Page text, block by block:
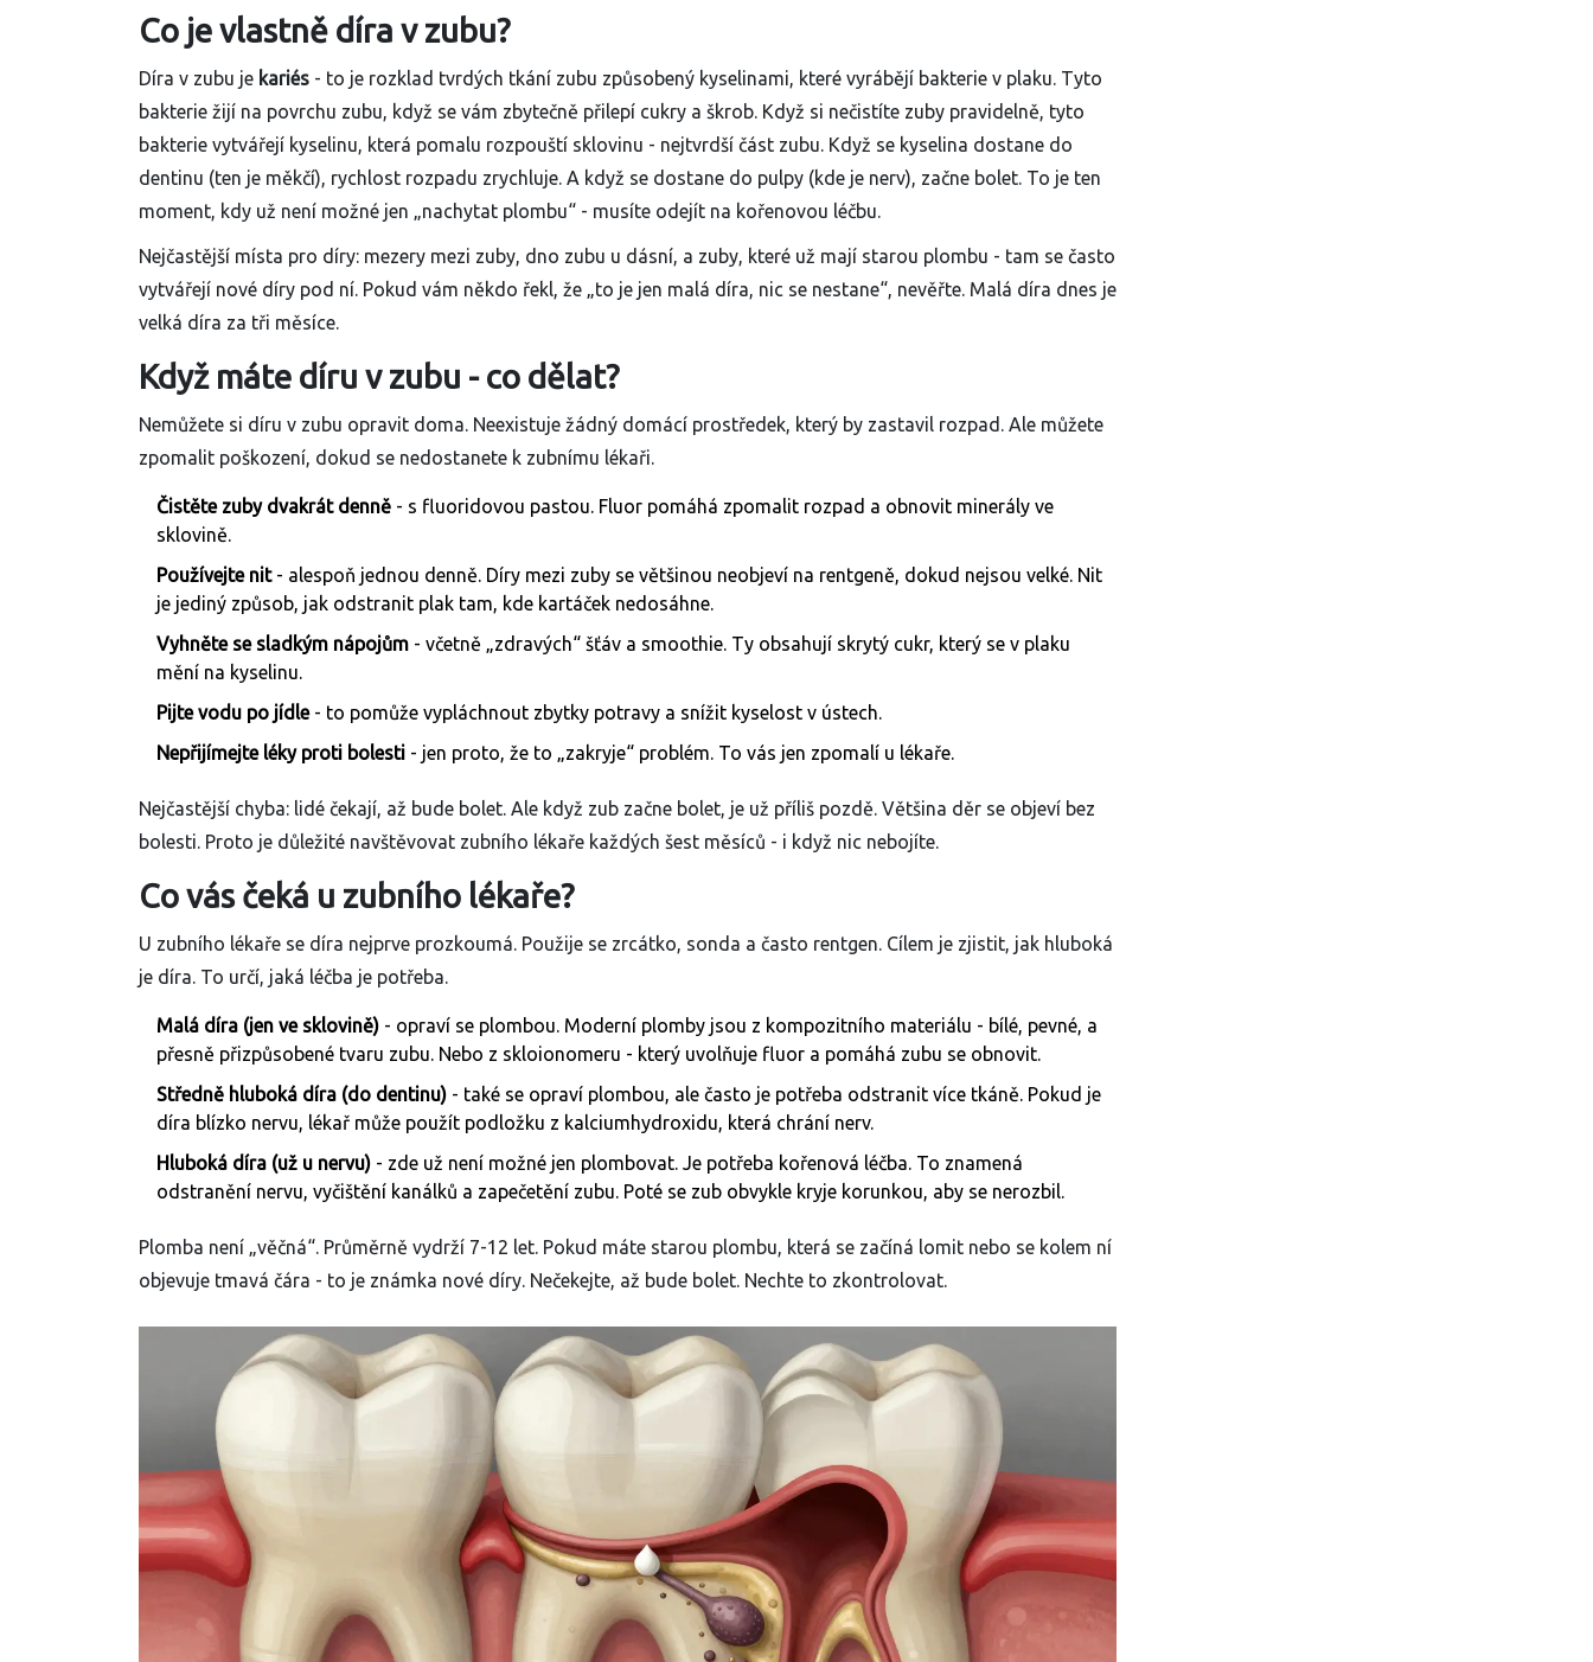
Co je vlastně díra v zubu?
Díra v zubu je kariés - to je rozklad tvrdých tkání zubu způsobený kyselinami, které vyrábějí bakterie v plaku. Tyto
bakterie žijí na povrchu zubu, když se vám zbytečně přilepí cukry a škrob. Když si nečistíte zuby pravidelně, tyto
bakterie vytvářejí kyselinu, která pomalu rozpouští sklovinu - nejtvrdší část zubu. Když se kyselina dostane do
dentinu (ten je měkčí), rychlost rozpadu zrychluje. A když se dostane do pulpy (kde je nerv), začne bolet. To je ten
moment, kdy už není možné jen „nachytat plombu“ - musíte odejít na kořenovou léčbu.
Nejčastější místa pro díry: mezery mezi zuby, dno zubu u dásní, a zuby, které už mají starou plombu - tam se často
vytvářejí nové díry pod ní. Pokud vám někdo řekl, že „to je jen malá díra, nic se nestane“, nevěřte. Malá díra dnes je
velká díra za tři měsíce.
Když máte díru v zubu - co dělat?
Nemůžete si díru v zubu opravit doma. Neexistuje žádný domácí prostředek, který by zastavil rozpad. Ale můžete
zpomalit poškození, dokud se nedostanete k zubnímu lékaři.
Čistěte zuby dvakrát denně - s fluoridovou pastou. Fluor pomáhá zpomalit rozpad a obnovit minerály ve
sklovině.
Používejte nit- alespoň jednou denně. Díry mezi zuby se většinou neobjeví na rentgeně, dokud nejsou velké. Nit
je jediný způsob, jak odstranit plak tam, kde kartáček nedosáhne.
Vyhněte se sladkým nápojům - včetně „zdravých“ šťáv a smoothie. Ty obsahují skrytý cukr, který se v plaku
mění na kyselinu.
Pijte vodu po jídle- to pomůže vypláchnout zbytky potravy a snížit kyselost v ústech.
Nepřijímejte léky proti bolesti - jen proto, že to „zakryje“ problém. To vás jen zpomalí u lékaře.
Nejčastější chyba: lidé čekají, až bude bolet. Ale když zub začne bolet, je už příliš pozdě. Většina děr se objeví bez
bolesti. Proto je důležité navštěvovat zubního lékaře každých šest měsíců - i když nic nebojíte.
Co vás čeká u zubního lékaře?
U zubního lékaře se díra nejprve prozkoumá. Použije se zrcátko, sonda a často rentgen. Cílem je zjistit, jak hluboká
je díra. To určí, jaká léčba je potřeba.
Malá díra (jen ve sklovině) - opraví se plombou. Moderní plomby jsou z kompozitního materiálu - bílé, pevné, a
přesně přizpůsobené tvaru zubu. Nebo z skloionomeru - který uvolňuje fluor a pomáhá zubu se obnovit.
Středně hluboká díra (do dentinu) - také se opraví plombou, ale často je potřeba odstranit více tkáně. Pokud je
díra blízko nervu, lékař může použít podložku z kalciumhydroxidu, která chrání nerv.
Hluboká díra (už u nervu) - zde už není možné jen plombovat. Je potřeba kořenová léčba. To znamená
odstranění nervu, vyčištění kanálků a zapečetění zubu. Poté se zub obvykle kryje korunkou, aby se nerozbil.
Plomba není „věčná“. Průměrně vydrží 7-12 let. Pokud máte starou plombu, která se začíná lomit nebo se kolem ní
objevuje tmavá čára - to je známka nové díry. Nečekejte, až bude bolet. Nechte to zkontrolovat.